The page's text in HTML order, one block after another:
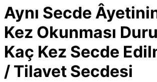
Aynı Secde
Kez Okunması
Kaç Kez Secde
/ Tilavet Secdesi